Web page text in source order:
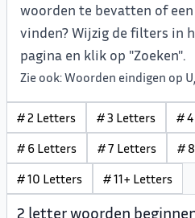
woorden te bevatten of
vinden? Wijzig de filters in
pagina en klik op "Zoeken".
Zie ook:Woorden eindigen op U,
# 2 Letters # 3 Letters #
# 6 Letters
# 7 Letters #
# 10 Letters
# 11+ Letters
2 letter woorden